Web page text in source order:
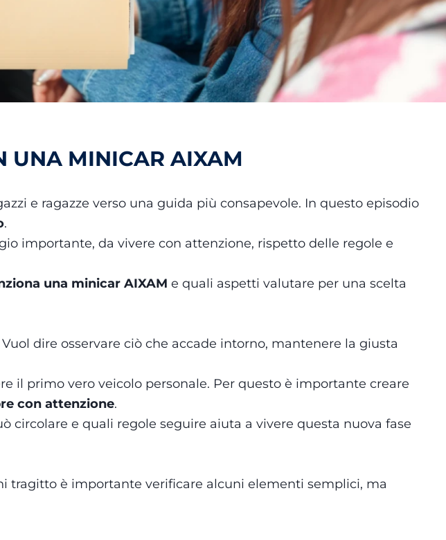
UNA MINICAR AIXAM
e ragazze verso una guida più consapevole. In questo episodio
.
importante, da vivere con attenzione, rispetto delle regole e
una minicar AIXAM e quali aspetti valutare per una scelta
Vuol dire osservare ciò che accade intorno, mantenere la giusta
il primo vero veicolo personale. Per questo è importante creare
con attenzione.
circolare e quali regole seguire aiuta a vivere questa nuova fase
tragitto è importante verificare alcuni elementi semplici, ma